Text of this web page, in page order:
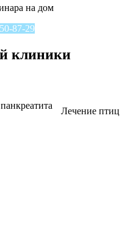
на дом
87-29
клиники
Лечение птиц